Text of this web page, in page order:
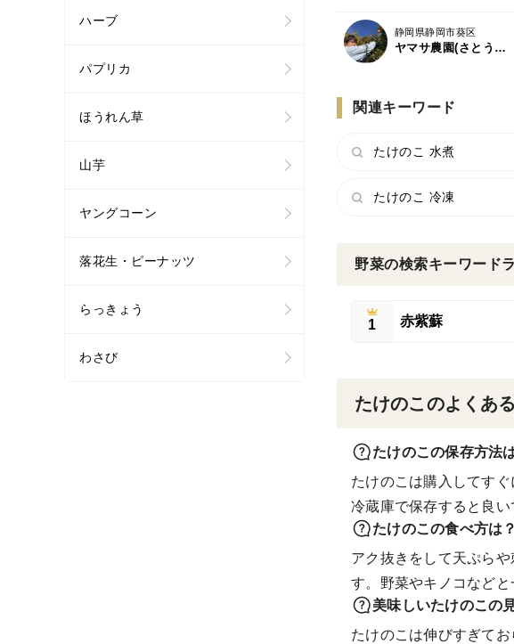
静岡県静岡市葵区
ヤマサ農園(さとうさんち)
関連キーワード
たけのこ 水煮
たけのこ 冷凍
野菜の検索キーワード
1 赤紫蘇
たけのこのよくあ
たけのこの保存方法
たけのこは購入してす
冷蔵庫で保存すると良
たけのこの食べ方は？
アク抜きをして天ぷら
す。野菜やキノコなど
美味しいたけのこの
たけのこは伸びすぎて
ハーブ
パプリカ
ほうれん草
山芋
ヤングコーン
落花生・ピーナッツ
らっきょう
わさび